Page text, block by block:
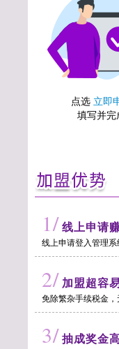
点选 立即
填写并完
1/ 线上申请
线上申请登入管理
2/ 加盟超容
免除繁杂手续税金
3/ 抽成奖金